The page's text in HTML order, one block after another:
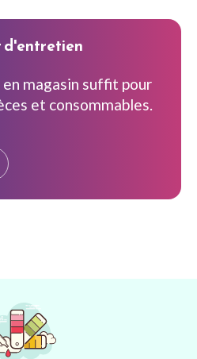
d'entretien
magasin suffit pour
et consommables.